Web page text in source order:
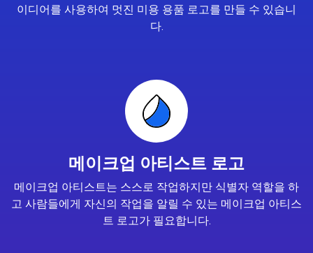
이디어를 사용하여 멋진 미용 용품 로고를 만들 수 있습니
다.
메이크업 아티스트 로고
메이크업 아티스트는 스스로 작업하지만 식별자 역할을 하
고 사람들에게 자신의 작업을 알릴 수 있는 메이크업 아티스
트 로고가 필요합니다.